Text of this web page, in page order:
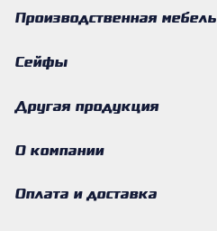
Производственная мебель
Сейфы
Другая продукция
О компании
Оплата и доставка